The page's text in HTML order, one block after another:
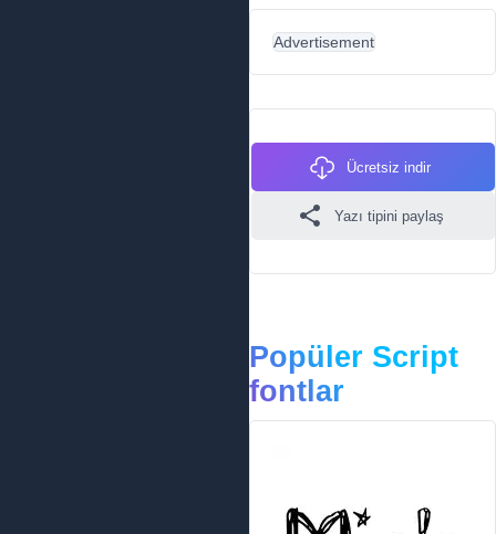
Advertisement
Ücretsiz indir
Yazı tipini paylaş
Popüler Script
fontlar